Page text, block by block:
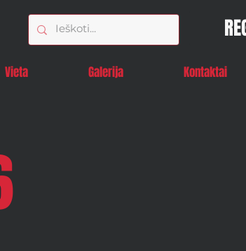
Vieta Galerija Kontaktai